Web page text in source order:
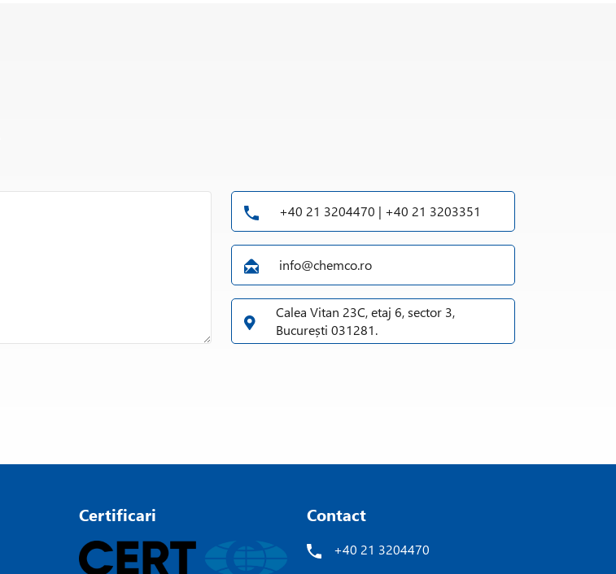
+40 21 3204470 | +40 21 3203351
info@chemco.ro
Calea Vitan 23C, etaj 6, sector 3,
București 031281.
Contact
+40 21 3204470
Certificari